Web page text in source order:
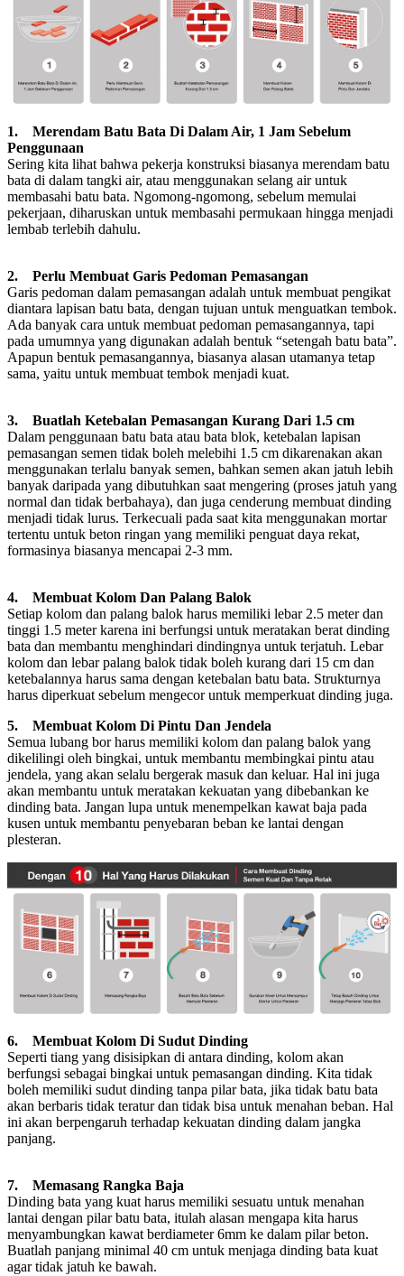
1. Merendam Batu Bata Di Dalam Air, 1 Jam Sebelum
Penggunaan
Sering kita lihat bahwa pekerja konstruksi biasanya merendam batu
bata di dalam tangki air, atau menggunakan selang air untuk
membasahi batu bata. Ngomong-ngomong, sebelum memulai
pekerjaan, diharuskan untuk membasahi permukaan hingga menjadi
lembab terlebih dahulu.
2. Perlu Membuat Garis Pedoman Pemasangan
Garis pedoman dalam pemasangan adalah untuk membuat pengikat
diantara lapisan batu bata, dengan tujuan untuk menguatkan tembok.
Ada banyak cara untuk membuat pedoman pemasangannya, tapi
pada umumnya yang digunakan adalah bentuk “setengah batu bata”.
Apapun bentuk pemasangannya, biasanya alasan utamanya tetap
sama, yaitu untuk membuat tembok menjadi kuat.
3. Buatlah Ketebalan Pemasangan Kurang Dari 1.5 cm
Dalam penggunaan batu bata atau bata blok, ketebalan lapisan
pemasangan semen tidak boleh melebihi 1.5 cm dikarenakan akan
menggunakan terlalu banyak semen, bahkan semen akan jatuh lebih
banyak daripada yang dibutuhkan saat mengering (proses jatuh yang
normal dan tidak berbahaya), dan juga cenderung membuat dinding
menjadi tidak lurus. Terkecuali pada saat kita menggunakan mortar
tertentu untuk beton ringan yang memiliki penguat daya rekat,
formasinya biasanya mencapai 2-3 mm.
4. Membuat Kolom Dan Palang Balok
Setiap kolom dan palang balok harus memiliki lebar 2.5 meter dan
tinggi 1.5 meter karena ini berfungsi untuk meratakan berat dinding
bata dan membantu menghindari dindingnya untuk terjatuh. Lebar
kolom dan lebar palang balok tidak boleh kurang dari 15 cm dan
ketebalannya harus sama dengan ketebalan batu bata. Strukturnya
harus diperkuat sebelum mengecor untuk memperkuat dinding juga.
5. Membuat Kolom Di Pintu Dan Jendela
Semua lubang bor harus memiliki kolom dan palang balok yang
dikelilingi oleh bingkai, untuk membantu membingkai pintu atau
jendela, yang akan selalu bergerak masuk dan keluar. Hal ini juga
akan membantu untuk meratakan kekuatan yang dibebankan ke
dinding bata. Jangan lupa untuk menempelkan kawat baja pada
kusen untuk membantu penyebaran beban ke lantai dengan
plesteran.
6. Membuat Kolom Di Sudut Dinding
Seperti tiang yang disisipkan di antara dinding, kolom akan
berfungsi sebagai bingkai untuk pemasangan dinding. Kita tidak
boleh memiliki sudut dinding tanpa pilar bata, jika tidak batu bata
akan berbaris tidak teratur dan tidak bisa untuk menahan beban. Hal
ini akan berpengaruh terhadap kekuatan dinding dalam jangka
panjang.
7. Memasang Rangka Baja
Dinding bata yang kuat harus memiliki sesuatu untuk menahan
lantai dengan pilar batu bata, itulah alasan mengapa kita harus
menyambungkan kawat berdiameter 6mm ke dalam pilar beton.
Buatlah panjang minimal 40 cm untuk menjaga dinding bata kuat
agar tidak jatuh ke bawah.